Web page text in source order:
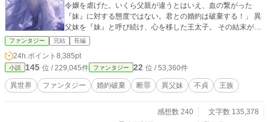
令嬢を虐げた。いくら父親が違うとはいえ、血の繋がった
『妹』に対する態度ではない。君との婚約は破棄する！」 異
父妹を『妹』と呼び続け、心を移した王太子。 その結末がど
うであれ、貴方が心のままに動いた結果でしょう？ ※ 中世ヨ
ーロッパ風の世界観です。 ※ ご都合主義ですので、ご了承下
さい。 ※ 画像はAIで作成しています。
ファンタジー 完結 長編
24h.ポイント 8,385pt
小説 145 位 / 229,045件 ファンタジー 22 位 / 53,360件
異世界 ファンタジー 婚約破棄 断罪 異父妹 不貞 王族
感想数 240
文字数 135,378